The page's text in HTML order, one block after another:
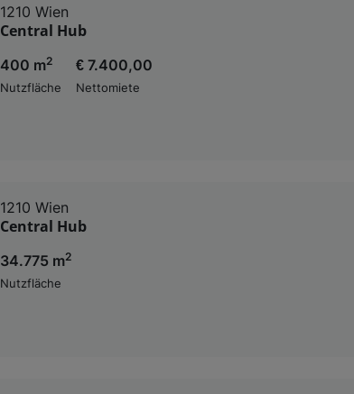
1210 Wien
Central Hub
400 m2
Nutzfläche
€ 7.400,00
Nettomiete
1210 Wien
Central Hub
34.775 m2
Nutzfläche